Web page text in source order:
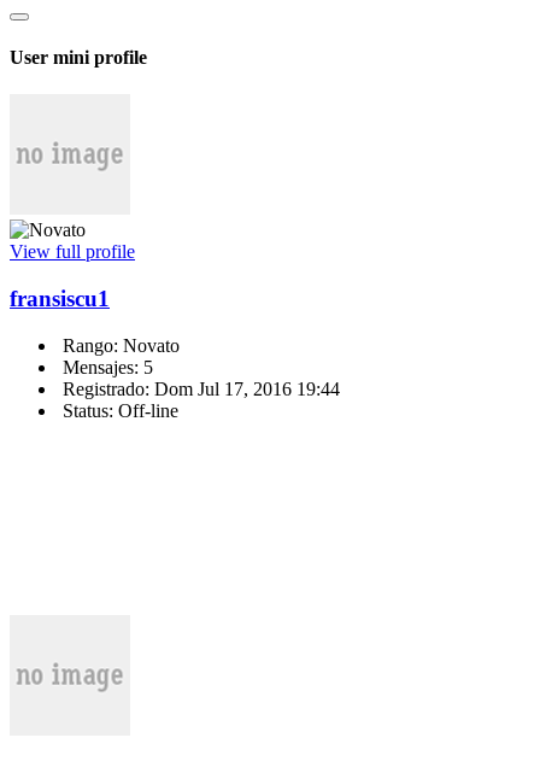
User mini profile
View full profile
fransiscu1
Rango: Novato
Mensajes: 5
Registrado: Dom Jul 17, 2016 19:44
Status: Off-line